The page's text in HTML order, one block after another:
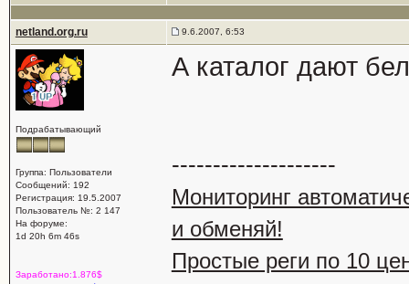
netland.org.ru 9.6.2007, 6:53
Подрабатывающий
Группа: Пользователи
Сообщений: 192
Регистрация: 19.5.2007
Пользователь №: 2 147
На форуме:
1d 20h 6m 46s
Заработано:1.876$
А каталог дают
--------------------
Мониторинг
и обменяй!
Простые реги по 10